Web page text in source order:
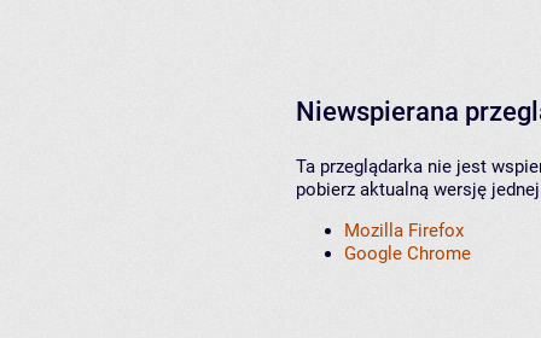
Niewspierana
Ta przeglądarka nie jest
pobierz aktualną wersję
Mozilla Firefox
Google Chrome